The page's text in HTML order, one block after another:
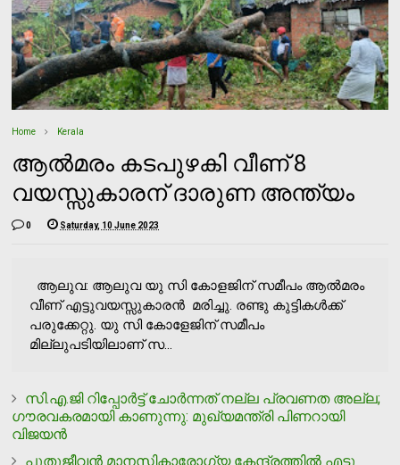
Home Kerala
ആൽമരം കടപുഴകി വീണ് 8
വയസ്സുകാരന് ദാരുണ അന്ത്യം
0 Saturday, 10 June 2023
ആലുവ: ആലുവ യു സി കോളജിന് സമീപം ആൽമരം
വീണ് എട്ടുവയസ്സുകാരൻ മരിച്ചു. രണ്ടു കുട്ടികൾക്ക്
പരുക്കേറ്റു. യു സി കോളേജിന് സമീപം
മില്ലുപടിയിലാണ് സ...
സി.എ.ജി റിപ്പോര്‍ട്ട് ചോര്‍ന്നത് നല്ല പ്രവണത അല്ല;
ഗൗരവകരമായി കാണുന്നു: മുഖ്യമന്ത്രി പിണറായി
വിജയന്‍
പുതുജീവന്‍ മാനസികാരോഗ്യ കേന്ദ്രത്തില്‍ എട്ടു